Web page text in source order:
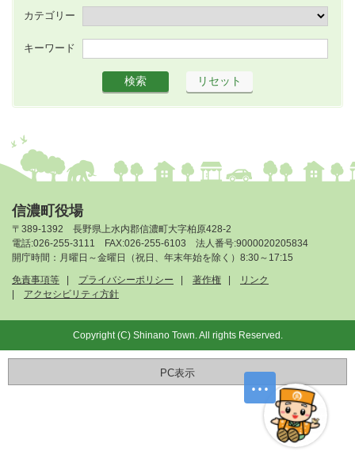
カテゴリー
キーワード
信濃町役場
〒389-1392 長野県上水内郡信濃町大字柏原428-2
電話:026-255-3111 FAX:026-255-6103 法人番号:9000020205834
開庁時間：月曜日～金曜日（祝日、年末年始を除く）8:30～17:15
免責事項等
プライバシーポリシー 著作権
リンク
アクセシビリティ方針
Copyright (C) Shinano Town. All rights Reserved.
PC表示